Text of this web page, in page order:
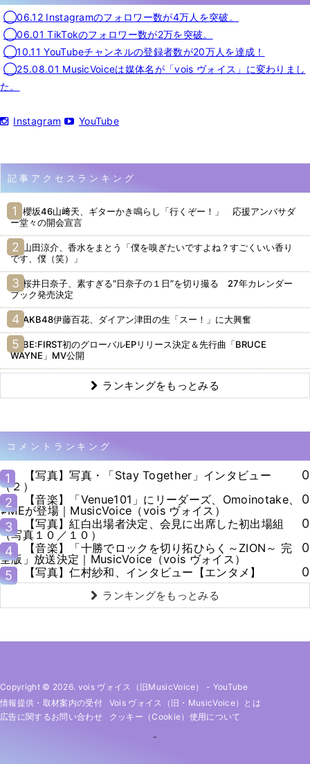
◯06.12 Instagramのフォロワー数が4万人を突破。
◯06.01 TikTokのフォロワー数が2万を突破。
◯10.11 YouTubeチャンネルの登録者数が20万人を達成！
◯25.08.01 MusicVoiceは媒体名が「vois ヴォイス」に変わりまし
た。
Instagram YouTube
記事アクセスランキング
櫻坂46山﨑天、ギターかき鳴らし「行くぞー！」 応援アンバサダ
ー堂々の開会宣言
山田涼介、香水をまとう「僕を嗅ぎたいですよね？すごくいい香り
です、僕（笑）」
桜井日奈子、素すぎる“日奈子の１日”を切り撮る 27年カレンダー
ブック発売決定
AKB48伊藤百花、ダイアン津田の生「スー！」に大興奮
BE:FIRST初のグローバルEPリリース決定＆先行曲「BRUCE
WAYNE」MV公開
ランキングをもっとみる
コメントランキング
1
【写真】写真・「Stay Together」インタビュー
（２）
0
2
【音楽】「Venue101」にリーダーズ、Omoinotake、
≠MEが登場｜MusicVoice（vois ヴォイス）
0
3
【写真】紅白出場者決定、会見に出席した初出場組
（写真１０／１０）
0
4
【音楽】「十勝でロックを切り拓ひらく～ZION～ 完
全版」放送決定｜MusicVoice（vois ヴォイス）
0
5
【写真】仁村紗和、インタビュー【エンタメ】 0
ランキングをもっとみる
Copyright © 2026. vois ヴォイス（旧MusicVoice） - YouTube
情報提供・取材案内の受付
Vois ヴォイス（旧・MusicVoice）とは
広告に関するお問い合わせ
クッキー（cookie）使用について
-